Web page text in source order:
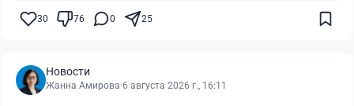
30 76 0 25
Новости
Жанна Амирова·6 августа 2026 г., 16:11